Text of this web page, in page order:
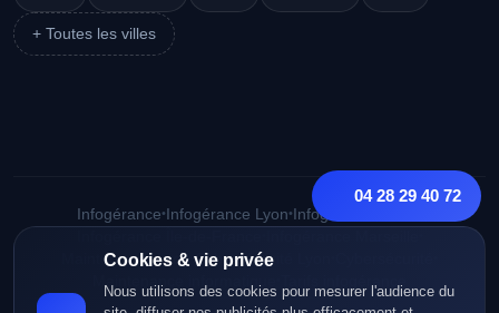
04 28 29 40 72
Cookies & vie privée
Nous utilisons des cookies pour mesurer l'audience du
+ Toutes les villes
Infogérance• Infogérance Lyon• Infogérance Paris
Maintenance Lyon •Cybersécurité Lyon
Maintenance informatique Tarifs infogérance